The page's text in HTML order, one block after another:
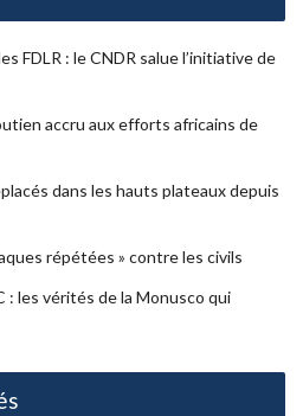
FDLR : le CNDR salue l’initiative de
accru aux efforts africains de
dans les hauts plateaux depuis
répétées » contre les civils
: les vérités de la Monusco qui